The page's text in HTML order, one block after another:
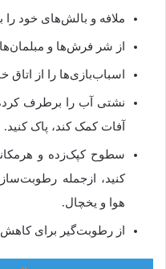
ملافه و بالش‌های خود
از شر فرش‌ها و
اسباب‌بازی‌ها را از
نشتی آب را برطرف
آفات کمک کند، پاک کنید.
سطوح کپک‌زده و
کنید، ازجمله
هوا و یخچال.
از رطوبت‌گیر برای